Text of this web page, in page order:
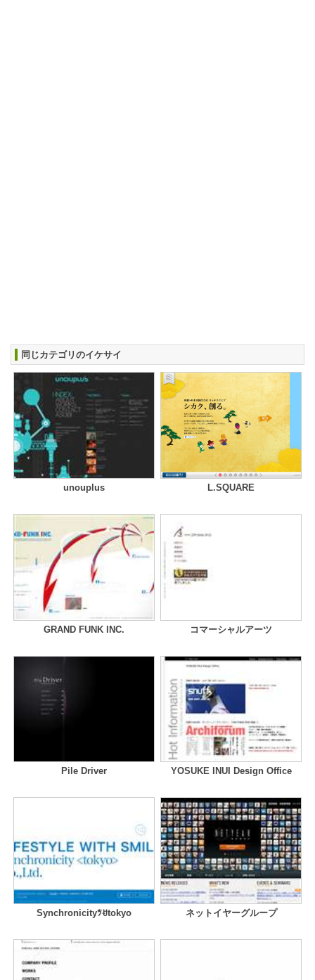
同じカテゴリのイケサイ
unouplus L.SQUARE
GRAND FUNK INC. コマーシャルアーツ
Pile Driver YOSUKE INUI Design Office
Synchronicityﾂꀀtokyo ネットイヤーグループ